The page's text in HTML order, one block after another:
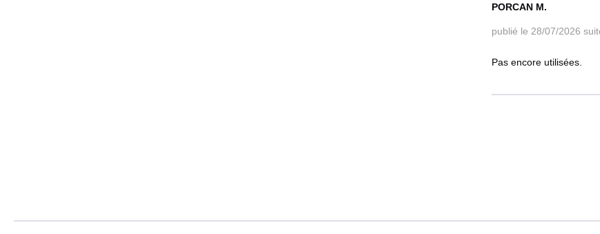
PORCAN M.
publié le 28/07/2026
Pas encore utilisées.